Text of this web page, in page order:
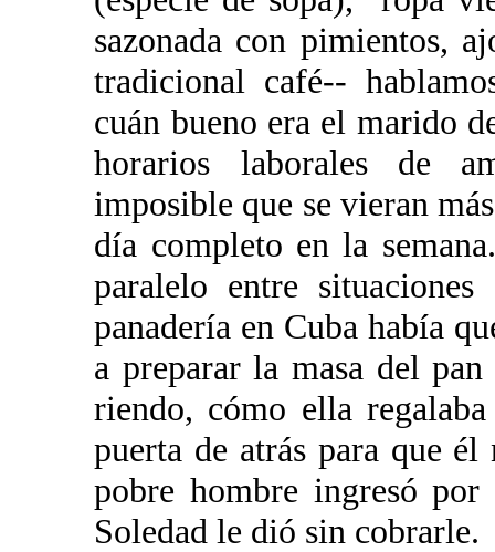
sazonada con pimientos,
tradicional café--
cuán bueno era el marido
horarios laborales de
imposible que se vieran
día completo en la
paralelo entre
panadería en Cuba había
a preparar la masa del
riendo, cómo ella
puerta de atrás para que
pobre hombre ingresó
Soledad le dió sin cobrarle.